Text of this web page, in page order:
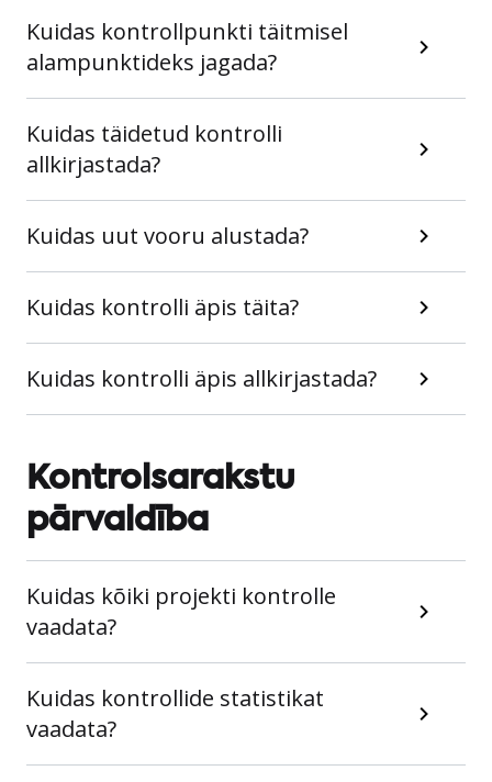
Kuidas kontrollpunkti täitmisel
alampunktideks jagada?
Kuidas täidetud kontrolli
allkirjastada?
Kuidas uut vooru alustada?
Kuidas kontrolli äpis täita?
Kuidas kontrolli äpis allkirjastada?
Kontrolsarakstu
pārvaldība
Kuidas kõiki projekti kontrolle
vaadata?
Kuidas kontrollide statistikat
vaadata?